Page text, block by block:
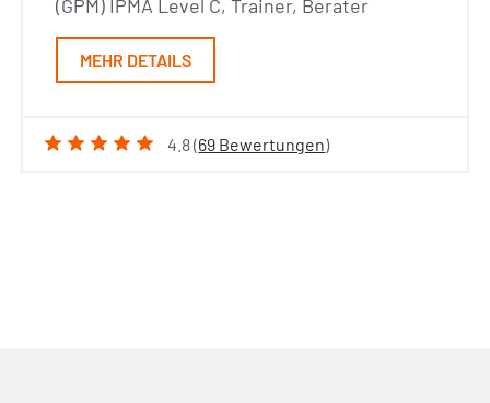
(GPM) IPMA Level C, Trainer, Berater
MEHR DETAILS
4.8 (69 Bewertungen)